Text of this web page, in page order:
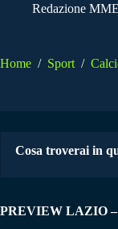
Redazione MME
Home / Sport /
Cosa troverai in
PREVIEW LAZIO